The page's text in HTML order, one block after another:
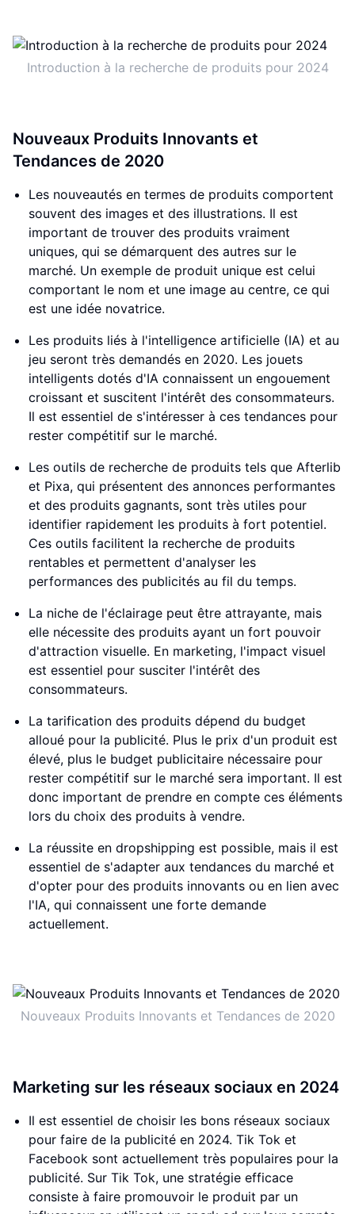
Introduction à la recherche de produits pour 2024
Nouveaux Produits Innovants et
Tendances de 2020
Les nouveautés en termes de produits comportent
souvent des images et des illustrations. Il est
important de trouver des produits vraiment
uniques, qui se démarquent des autres sur le
marché. Un exemple de produit unique est celui
comportant le nom et une image au centre, ce qui
est une idée novatrice.
Les produits liés à l'intelligence artificielle (IA) et au
jeu seront très demandés en 2020. Les jouets
intelligents dotés d'IA connaissent un engouement
croissant et suscitent l'intérêt des consommateurs.
Il est essentiel de s'intéresser à ces tendances pour
rester compétitif sur le marché.
Les outils de recherche de produits tels que Afterlib
et Pixa, qui présentent des annonces performantes
et des produits gagnants, sont très utiles pour
identifier rapidement les produits à fort potentiel.
Ces outils facilitent la recherche de produits
rentables et permettent d'analyser les
performances des publicités au fil du temps.
La niche de l'éclairage peut être attrayante, mais
elle nécessite des produits ayant un fort pouvoir
d'attraction visuelle. En marketing, l'impact visuel
est essentiel pour susciter l'intérêt des
consommateurs.
La tarification des produits dépend du budget
alloué pour la publicité. Plus le prix d'un produit est
élevé, plus le budget publicitaire nécessaire pour
rester compétitif sur le marché sera important. Il est
donc important de prendre en compte ces éléments
lors du choix des produits à vendre.
La réussite en dropshipping est possible, mais il est
essentiel de s'adapter aux tendances du marché et
d'opter pour des produits innovants ou en lien avec
l'IA, qui connaissent une forte demande
actuellement.
Nouveaux Produits Innovants et Tendances de 2020
Marketing sur les réseaux sociaux en 2024
Il est essentiel de choisir les bons réseaux sociaux
pour faire de la publicité en 2024. Tik Tok et
Facebook sont actuellement très populaires pour la
publicité. Sur Tik Tok, une stratégie efficace
consiste à faire promouvoir le produit par un